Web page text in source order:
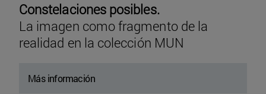
Constelaciones posibles.
La imagen como fragmento de la
realidad en la colección MUN
Más información